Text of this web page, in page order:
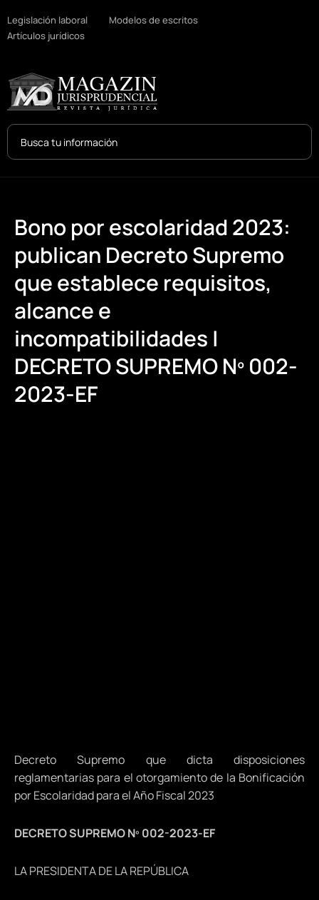
Legislación laboral
Modelos de escritos
Artículos jurídicos
Search
Bono por escolaridad 2023:
publican Decreto Supremo
que establece requisitos,
alcance e
incompatibilidades |
DECRETO SUPREMO Nº 002-
2023-EF
Decreto Supremo que dicta disposiciones
reglamentarias para el otorgamiento de la Bonificación
por Escolaridad para el Año Fiscal 2023
DECRETO SUPREMO Nº 002-2023-EF
LA PRESIDENTA DE LA REPÚBLICA